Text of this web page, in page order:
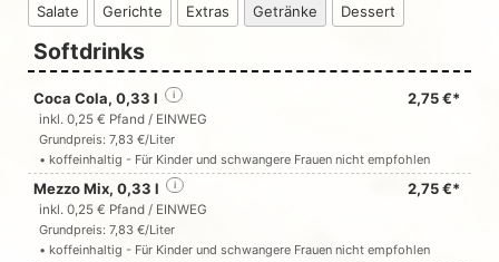
Salate Gerichte Extras Getränke Dessert
Softdrinks
Coca Cola, 0,33 l 2,75 €*
i
inkl. 0,25 € Pfand / EINWEG
Grundpreis: 7,83 €/Liter
• koffeinhaltig - Für Kinder und schwangere Frauen nicht empfohlen
Mezzo Mix, 0,33 l 2,75 €*
i
inkl. 0,25 € Pfand / EINWEG
Grundpreis: 7,83 €/Liter
• koffeinhaltig - Für Kinder und schwangere Frauen nicht empfohlen